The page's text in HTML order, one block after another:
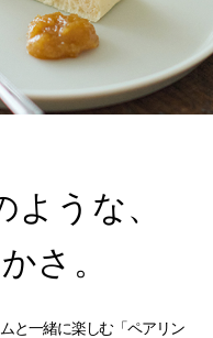
うな、
さ。
と一緒に楽しむ「ペアリン